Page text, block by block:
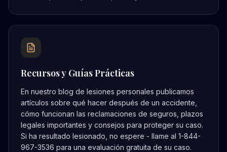
Recursos y Guías Prácticas
En nuestro blog de lesiones personales publicamos
artículos sobre qué hacer después de un accidente,
cómo funcionan las reclamaciones de seguros, plazos
legales importantes y consejos para proteger su caso.
Si ha resultado lesionado, no espere - llame al 1-844-
967-3536 para una evaluación gratuita de su caso.